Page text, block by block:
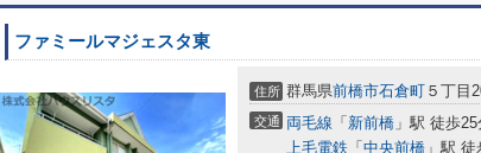
ファミールマジェスタ東
住所 群馬県前橋市石倉町 ５丁目
交通 両毛線 「 新前橋 」駅 徒歩25
上毛電鉄 「 中央前橋 」駅 徒